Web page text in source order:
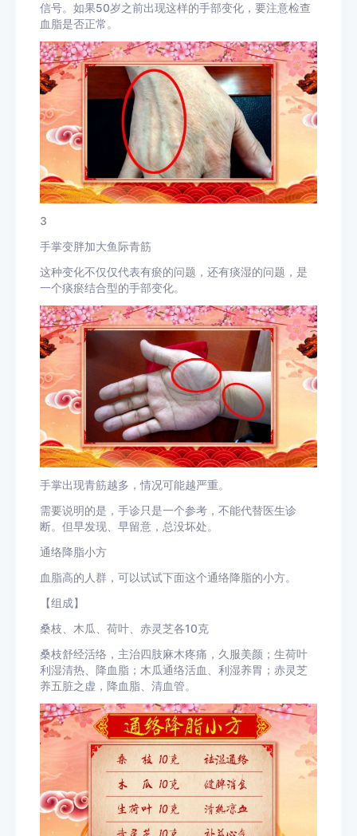
信号。如果50岁之前出现这样的手部变化，要注意检查
血脂是否正常。
3
手掌变胖加大鱼际青筋
这种变化不仅仅代表有瘀的问题，还有痰湿的问题，是
一个痰瘀结合型的手部变化。
手掌出现青筋越多，情况可能越严重。
需要说明的是，手诊只是一个参考，不能代替医生诊
断。但早发现、早留意，总没坏处。
通络降脂小方
血脂高的人群，可以试试下面这个通络降脂的小方。
【组成】
桑枝、木瓜、荷叶、赤灵芝各10克
桑枝舒经活络，主治四肢麻木疼痛，久服美颜；生荷叶
利湿清热、降血脂；木瓜通络活血、利湿养胃；赤灵芝
养五脏之虚，降血脂、清血管。